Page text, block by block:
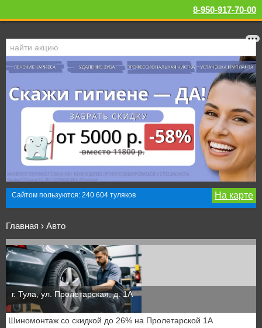
8-950-917-70-00
Сайтом пользуются: 240 604 туляков На карте
Главная › Авто
г. Тула, ул. Пролетарская, д. 1А
Шиномонтаж со скидкой до 26% на Пролетарской 1А